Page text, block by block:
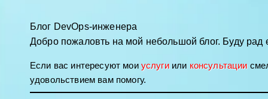
Блог DevOps-инженера
Добро пожаловть на мой небольшой блог. Буду рад
Если вас интересуют мои услугиили консультации
удовольствием вам помогу.